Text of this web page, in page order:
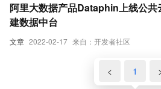
文章 2022-02-17 来自：开发者社区
阿里大数据产品Dataphin上线公
建数据中台
< 1